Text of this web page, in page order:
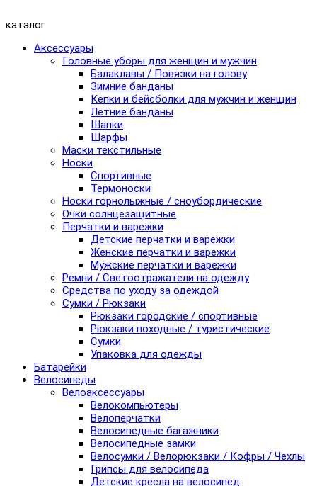
каталог
Аксессуары
Головные уборы для женщин и мужчин
Балаклавы / Повязки на голову
Зимние банданы
Кепки и бейсболки для мужчин и женщин
Летние банданы
Шапки
Шарфы
Маски текстильные
Носки
Спортивные
Термоноски
Носки горнолыжные / сноубордические
Очки солнцезащитные
Перчатки и варежки
Детские перчатки и варежки
Женские перчатки и варежки
Мужские перчатки и варежки
Ремни / Светоотражатели на одежду
Средства по уходу за одеждой
Сумки / Рюкзаки
Рюкзаки городские / спортивные
Рюкзаки походные / туристические
Сумки
Упаковка для одежды
Батарейки
Велосипеды
Велоаксессуары
Велокомпьютеры
Велоперчатки
Велосипедные багажники
Велосипедные замки
Велосумки / Велорюкзаки / Кофры / Чехлы
Грипсы для велосипеда
Детские кресла на велосипед